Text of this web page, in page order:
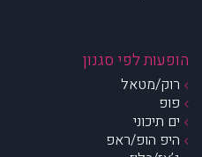
הופעות לפי סגנון
רוק/מטאל
פופ
ים תיכוני
היפ הופ/ראפ